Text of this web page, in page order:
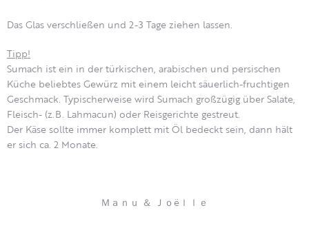
Das Glas verschließen und 2-3 Tage ziehen lassen.
Tipp!
Sumach ist ein in der türkischen, arabischen und persischen
Küche beliebtes Gewürz mit einem leicht säuerlich-fruchtigen
Geschmack. Typischerweise wird Sumach großzügig über Salate,
Fleisch- (z.B. Lahmacun) oder Reisgerichte gestreut.
Der Käse sollte immer komplett mit Öl bedeckt sein, dann hält
er sich ca. 2 Monate.
Ｍａｎｕ ＆ Ｊｏëｌｌｅ